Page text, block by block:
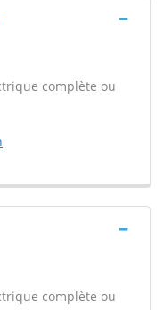
complète ou
complète ou